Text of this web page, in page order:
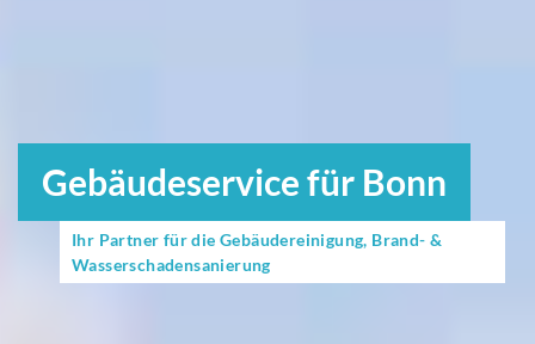
Gebäudeservice für Bonn
Ihr Partner für die Gebäudereinigung, Brand- &
Wasserschadensanierung